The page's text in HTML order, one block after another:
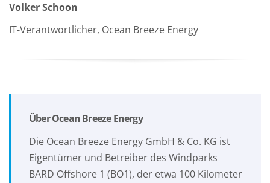
Volker Schoon
IT-Verantwortlicher, Ocean Breeze Energy
Über Ocean Breeze Energy
Die Ocean Breeze Energy GmbH & Co. KG ist
Eigentümer und Betreiber des Windparks
BARD Offshore 1 (BO1), der etwa 100 Kilometer